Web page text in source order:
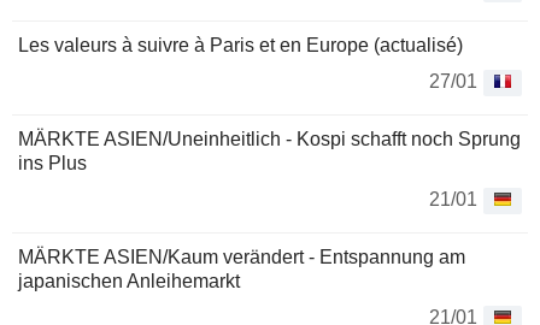
Les valeurs à suivre à Paris et en Europe (actualisé)
27/01
MÄRKTE ASIEN/Uneinheitlich - Kospi schafft noch Sprung
ins Plus
21/01
MÄRKTE ASIEN/Kaum verändert - Entspannung am
japanischen Anleihemarkt
21/01